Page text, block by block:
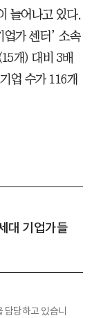
늘어나고 있다.
업가 센터’ 소속
개) 대비 3배
업 수가 116개
대 기업가들
담당하고 있습니